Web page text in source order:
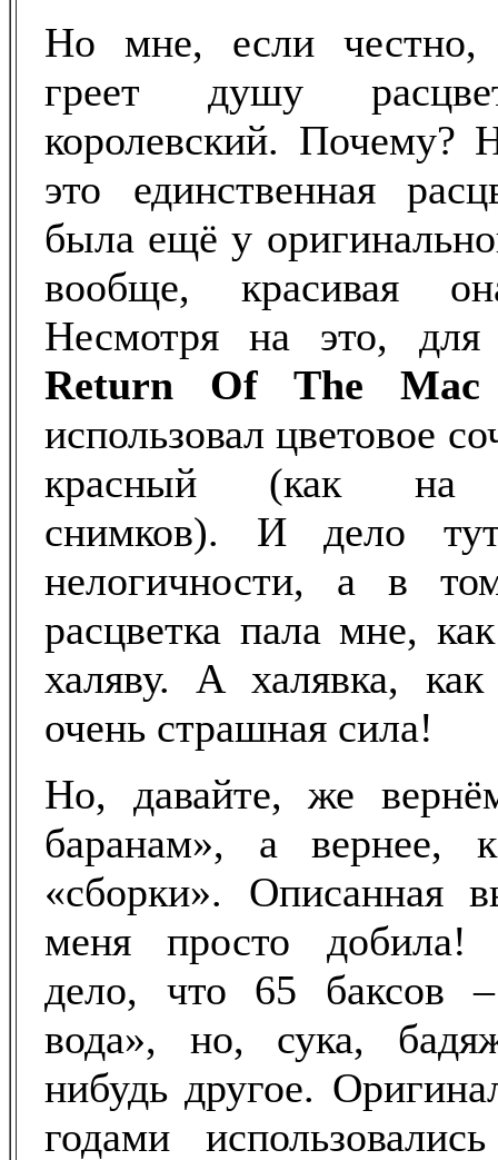
Но мне, если честно,
греет душу
королевский. Почему?
это единственная
была ещё у
вообще, красивая
Несмотря на это,
Return Of The Mac
использовал цветовое
красный (как на
снимков). И дело
нелогичности, а в
расцветка пала мне,
халяву. А халявка, как
очень страшная сила!
Но, давайте, же
баранам», а вернее,
«сборки». Описанная
меня просто добила!
дело, что 65 баксов
вода», но, сука,
нибудь другое.
годами